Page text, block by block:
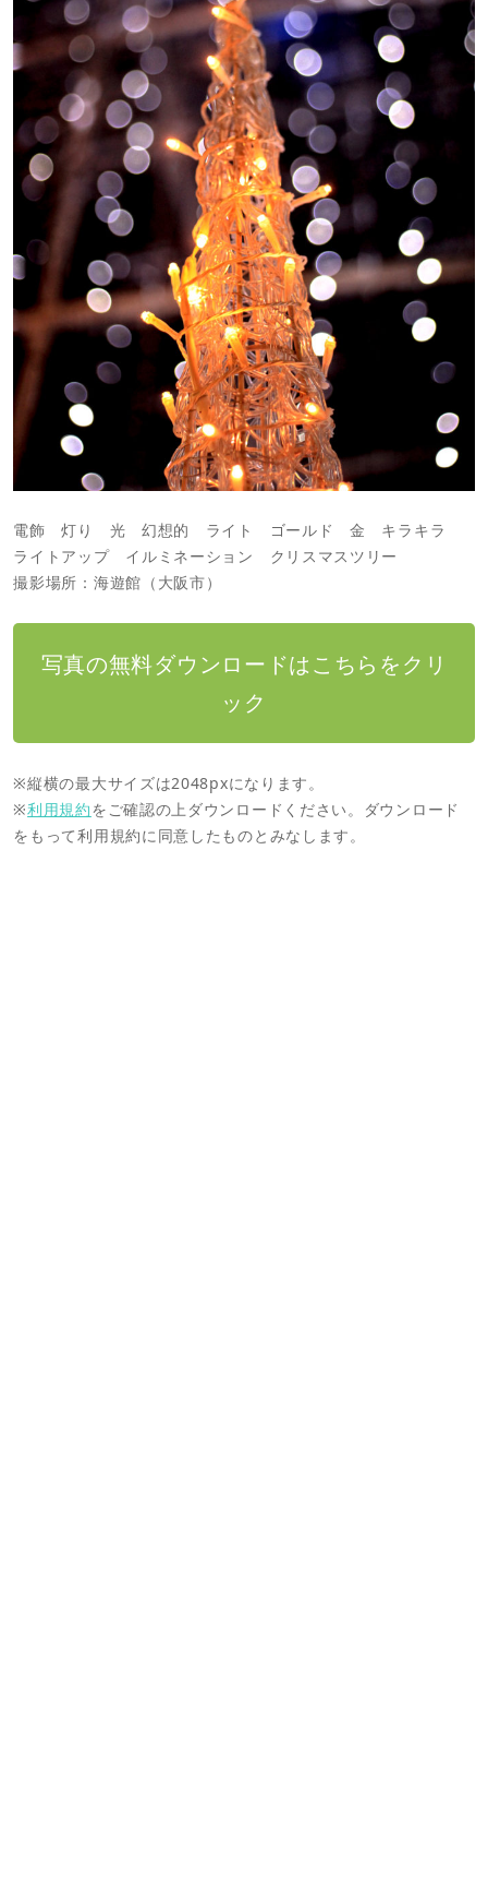
電飾 灯り 光 幻想的 ライト ゴールド 金 キラキラ
ライトアップ イルミネーション クリスマスツリー
撮影場所：海遊館（大阪市）
写真の無料ダウンロードはこちらをクリ
ック
※縦横の最大サイズは2048pxになります。
※利用規約をご確認の上ダウンロードください。ダウンロード
をもって利用規約に同意したものとみなします。